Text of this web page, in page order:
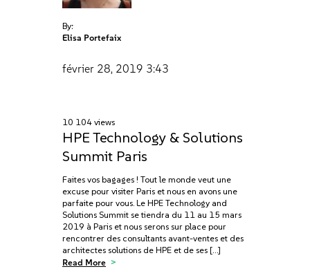
By:
Elisa Portefaix
février 28, 2019 3:43
10 104 views
HPE Technology & Solutions
Summit Paris
Faites vos bagages ! Tout le monde veut une
excuse pour visiter Paris et nous en avons une
parfaite pour vous. Le HPE Technology and
Solutions Summit se tiendra du 11 au 15 mars
2019 à Paris et nous serons sur place pour
rencontrer des consultants avant-ventes et des
architectes solutions de HPE et de ses […]
Read More